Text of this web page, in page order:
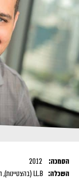
הסמכה:
השכלה: LL.B (בהצטיינות), האוניברסיטה העברית, 2011